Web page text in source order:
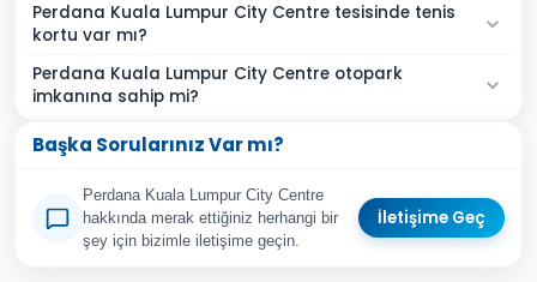
Perdana Kuala Lumpur City Centre tesisinde tenis
kortu var mı?
Perdana Kuala Lumpur City Centre otopark
imkanına sahip mi?
Başka Sorularınız Var mı?
Perdana Kuala Lumpur City Centre
hakkında merak ettiğiniz herhangi bir
şey için bizimle iletişime geçin.
İletişime Geç